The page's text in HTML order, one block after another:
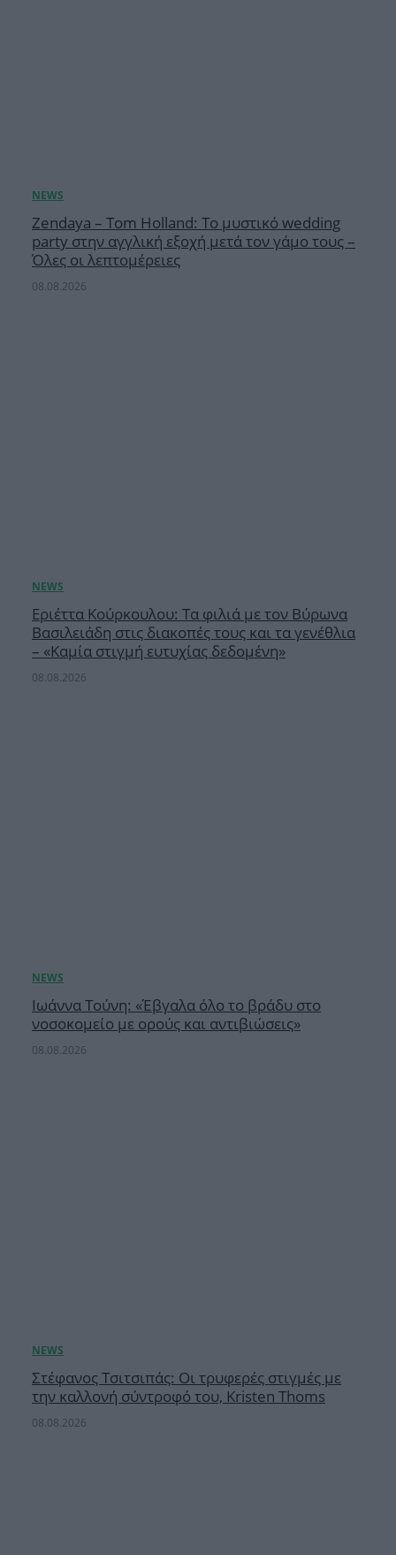
Zendaya – Tom Holland: Το μυστικό wedding
party στην αγγλική εξοχή μετά τον γάμο τους –
Όλες οι λεπτομέρειες
08.08.2026
Εριέττα Κούρκουλου: Τα φιλιά με τον Βύρωνα
Βασιλειάδη στις διακοπές τους και τα γενέθλια
– «Καμία στιγμή ευτυχίας δεδομένη»
08.08.2026
Ιωάννα Τούνη: «Έβγαλα όλο το βράδυ στο
νοσοκομείο με ορούς και αντιβιώσεις»
08.08.2026
Στέφανος Τσιτσιπάς: Οι τρυφερές στιγμές με
την καλλονή σύντροφό του, Kristen Thoms
08.08.2026